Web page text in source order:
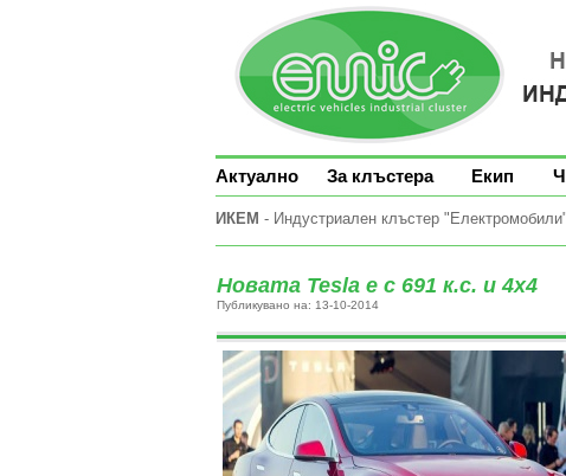
Актуално За клъстера Екип
ИКЕМ - Индустриален клъстер
Новата Tesla е с 691 к.с. и 4х4
Публикувано на: 13-10-2014